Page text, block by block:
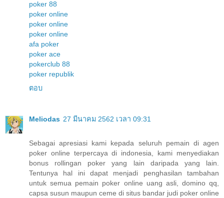
poker 88
poker online
poker online
poker online
afa poker
poker ace
pokerclub 88
poker republik
ตอบ
Meliodas 27 มีนาคม 2562 เวลา 09:31
Sebagai apresiasi kami kepada seluruh pemain di agen
poker online terpercaya di indonesia, kami menyediakan
bonus rollingan poker yang lain daripada yang lain.
Tentunya hal ini dapat menjadi penghasilan tambahan
untuk semua pemain poker online uang asli, domino qq,
capsa susun maupun ceme di situs bandar judi poker online